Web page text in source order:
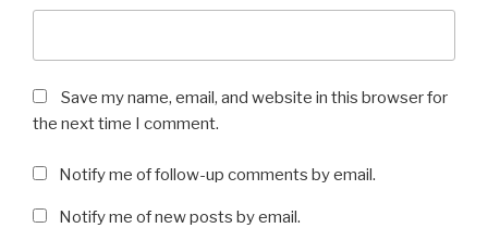
Save my name, email, and website in this browser for
the next time I comment.
Notify me of follow-up comments by email.
Notify me of new posts by email.